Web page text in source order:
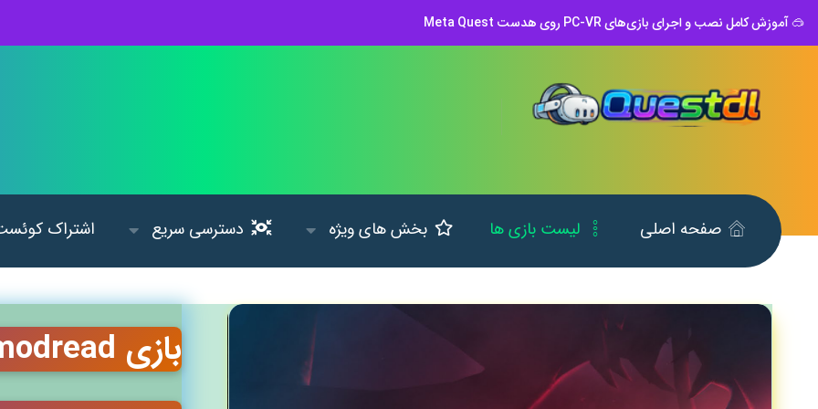
🥽 آموزش کامل نصب و اجرای بازی‌های PC-VR روی هدست Meta Quest
صفحه اصلی لیست بازی ها بخش های ویژه دسترسی سریع اشتراک
بازی Cosmodread